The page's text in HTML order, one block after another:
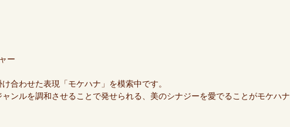
ー
合わせた表現「モケハナ」を模索中です。
ンルを調和させることで発せられる、美のシナジーを愛でることがモケハナ